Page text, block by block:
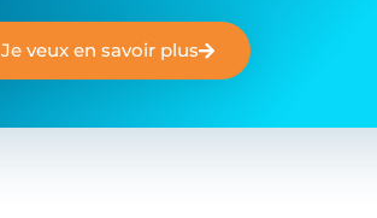
Je veux en savoir plus